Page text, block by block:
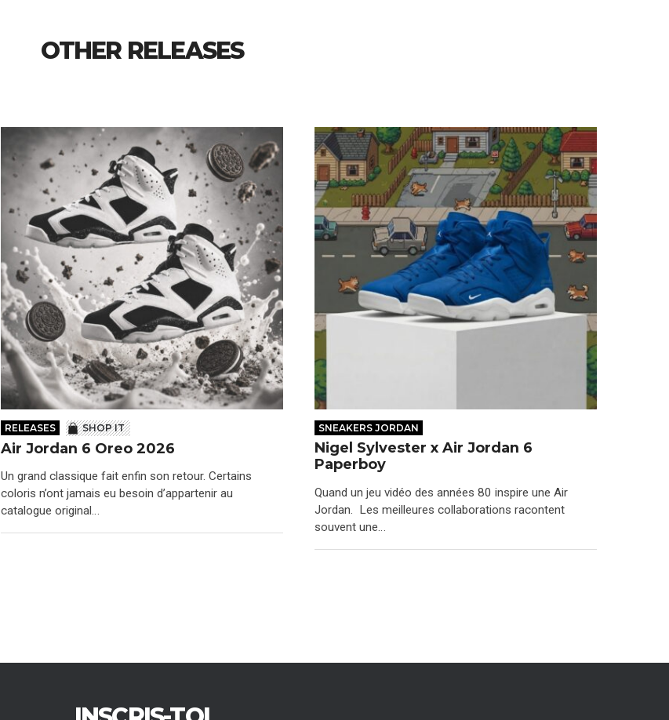
OTHER RELEASES
RELEASES SHOP IT
Air Jordan 6 Oreo 2026
Un grand classique fait enfin son retour. Certains
coloris n’ont jamais eu besoin d’appartenir au
catalogue original…
SNEAKERS JORDAN
Nigel Sylvester x Air Jordan 6
Paperboy
Quand un jeu vidéo des années 80 inspire une Air
Jordan. Les meilleures collaborations racontent
souvent une…